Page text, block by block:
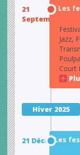
21
Septembre
Les
Jazz,
Court
Hiver 2025
21 Décembre
Les